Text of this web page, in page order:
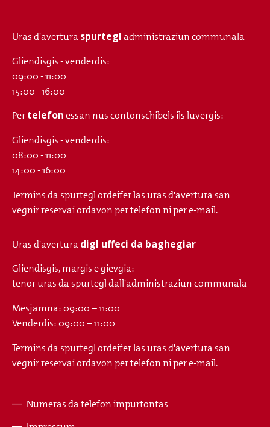
Uras d'averturaspurtegladministraziun communala
Gliendisgis - venderdis:
09:00 - 11:00
15:00 - 16:00
Pertelefonessan nus contonschibels ils luvergis:
Gliendisgis - venderdis:
08:00 - 11:00
14:00 - 16:00
Termins da spurtegl ordeifer las uras d'avertura san
vegnir reservai ordavon per telefon ni per e-mail.
Uras d'averturadigl uffeci da baghegiar
Gliendisgis, margis e gievgia:
tenor uras da spurtegl dall'administraziun communala
Mesjamna: 09:00 – 11:00
Venderdis: 09:00 – 11:00
Termins da spurtegl ordeifer las uras d'avertura san
vegnir reservai ordavon per telefon ni per e-mail.
Numeras da telefon impurtontas